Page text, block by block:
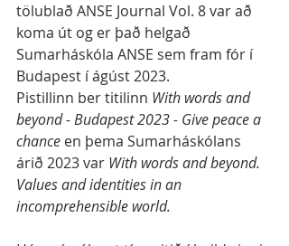
tölublað ANSE Journal Vol. 8 var að
koma út og er það helgað
Sumarháskóla ANSE sem fram fór í
Budapest í ágúst 2023.
Pistillinn ber titilinn With words and
beyond - Budapest 2023 - Give peace a
chance en þema Sumarháskólans
árið 2023 var With words and beyond.
Values and identities in an
incomprehensible world.